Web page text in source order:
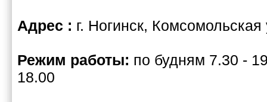
Адрес : г. Ногинск,
Режим работы: по будням 7.30 -
18.00